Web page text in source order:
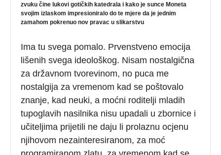
zvuku čine lukovi gotičkih katedrala i kako je sunce Moneta
svojim izlaskom impresioniralo do te mjere da je jednim
zamahom pokrenuo nov pravac u slikarstvu
Ima tu svega pomalo. Prvenstveno emocija
lišenih svega ideološkog. Nisam nostalgična
za državnom tvorevinom, no puca me
nostalgija za vremenom kad se poštovalo
znanje, kad neuki, a moćni roditelji mladih
tupoglavih nasilnika nisu upadali u zbornice i
učiteljima prijetili ne daju li prolaznu ocjenu
njihovom nezainteresiranom, za moć